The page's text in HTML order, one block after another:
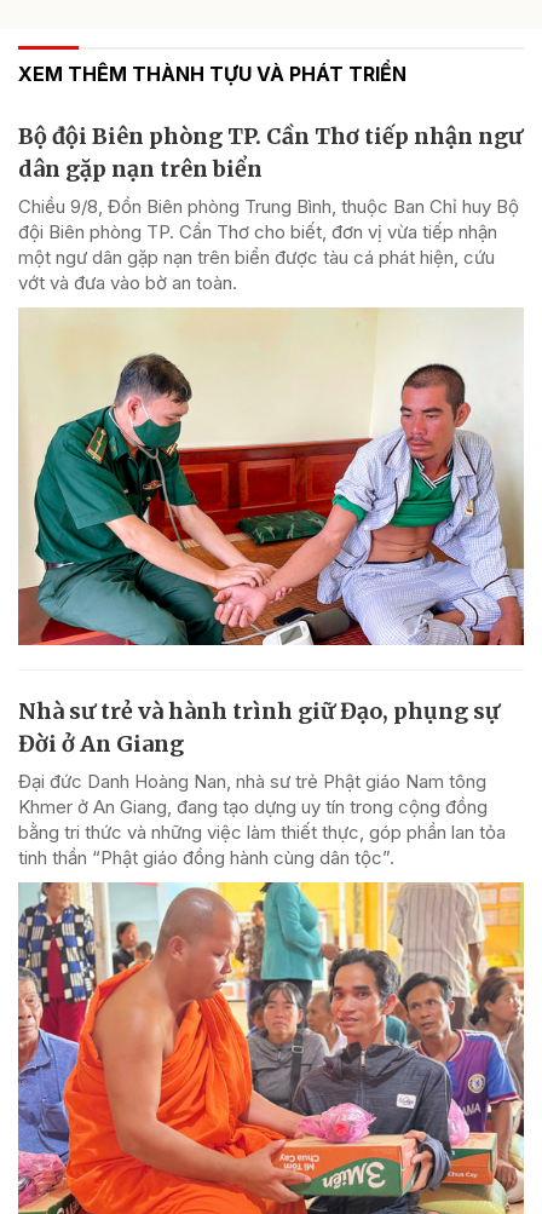
XEM THÊM THÀNH TỰU VÀ PHÁT TRIỂN
Bộ đội Biên phòng TP. Cần Thơ tiếp nhận ngư
dân gặp nạn trên biển
Chiều 9/8, Đồn Biên phòng Trung Bình, thuộc Ban Chỉ huy Bộ
đội Biên phòng TP. Cần Thơ cho biết, đơn vị vừa tiếp nhận
một ngư dân gặp nạn trên biển được tàu cá phát hiện, cứu
vớt và đưa vào bờ an toàn.
Nhà sư trẻ và hành trình giữ Đạo, phụng sự
Đời ở An Giang
Đại đức Danh Hoàng Nan, nhà sư trẻ Phật giáo Nam tông
Khmer ở An Giang, đang tạo dựng uy tín trong cộng đồng
bằng tri thức và những việc làm thiết thực, góp phần lan tỏa
tinh thần “Phật giáo đồng hành cùng dân tộc”.